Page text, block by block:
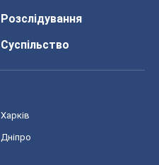
Розслідування
Суспільство
Харків
Дніпро